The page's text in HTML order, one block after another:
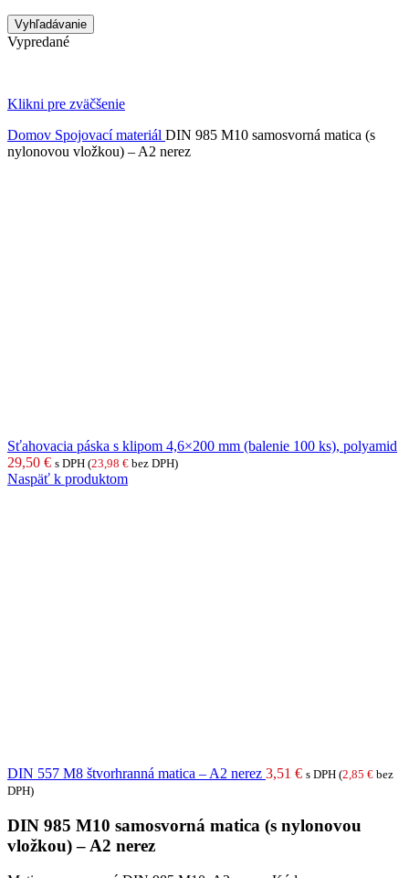
Vyhľadávanie
Vypredané
Klikni pre zväčšenie
Domov Spojovací materiál DIN 985 M10 samosvorná matica (s
nylonovou vložkou) – A2 nerez
Sťahovacia páska s klipom 4,6×200 mm (balenie 100 ks), polyamid
29,50 € s DPH (23,98 € bez DPH)
Naspäť k produktom
DIN 557 M8 štvorhranná matica – A2 nerez 3,51 € s DPH (2,85 € bez
DPH)
DIN 985 M10 samosvorná matica (s nylonovou
vložkou) – A2 nerez